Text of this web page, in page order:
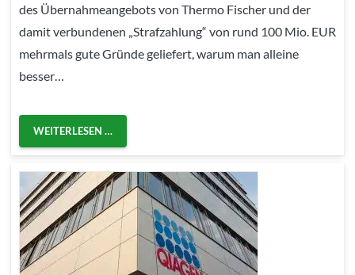
des Übernahmeangebots von Thermo Fischer und der
damit verbundenen „Strafzahlung“ von rund 100 Mio. EUR
mehrmals gute Gründe geliefert, warum man alleine
besser…
WEITERLESEN …